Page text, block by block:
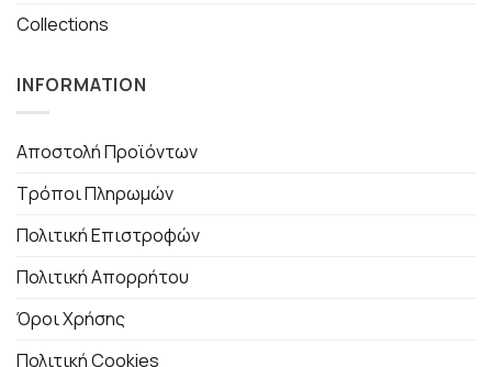
Collections
INFORMATION
Αποστολή Προϊόντων
Τρόποι Πληρωμών
Πολιτική Επιστροφών
Πολιτική Απορρήτου
Όροι Χρήσης
Πολιτική Cookies